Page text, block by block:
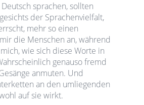
sprachen, sollten
der Sprachenvielfalt,
mehr so einen
die Menschen an, während
wie sich diese Worte in
genauso fremd
anmuten. Und
an den umliegenden
auf sie wirkt.